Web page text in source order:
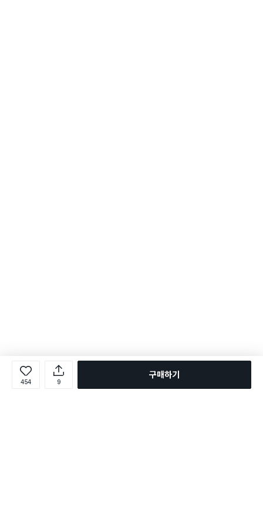
454 9
구매하기